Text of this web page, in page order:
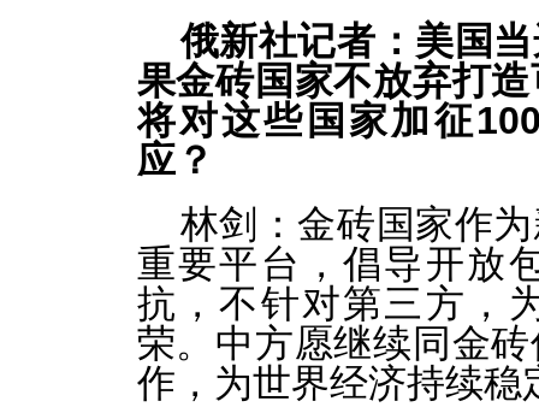
俄新社记者：美国
果金砖国家不放弃打
将对这些国家加征
应？
林剑：金砖国家作
重要平台，倡导开放
抗，不针对第三方，
荣。中方愿继续同金
作，为世界经济持续稳